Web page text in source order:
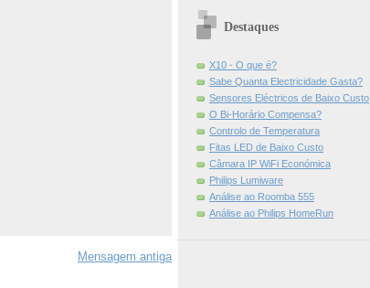
Mensagem antiga
Destaques
X10 - O que é?
Sabe Quanta Electricidade Gasta?
Sensores Eléctricos de Baixo Custo
O Bi-Horário Compensa?
Controlo de Temperatura
Fitas LED de Baixo Custo
Câmara IP WiFi Económica
Philips Lumiware
Análise ao Roomba 555
Análise ao Philips HomeRun